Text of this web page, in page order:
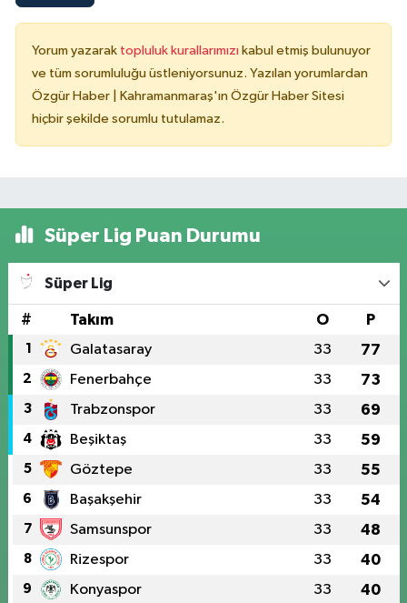
Yorum yazarak topluluk kurallarımızı kabul etmiş bulunuyor
ve tüm sorumluluğu üstleniyorsunuz. Yazılan yorumlardan
Özgür Haber | Kahramanmaraş'ın Özgür Haber Sitesi
hiçbir şekilde sorumlu tutulamaz.
Süper Lig Puan Durumu
Süper Lig
# Takım O P
1 Galatasaray 33 77
2 Fenerbahçe 33 73
3 Trabzonspor 33 69
4 Beşiktaş 33 59
5 Göztepe 33 55
6 Başakşehir 33 54
7 Samsunspor 33 48
8 Rizespor 33 40
9 Konyaspor 33 40